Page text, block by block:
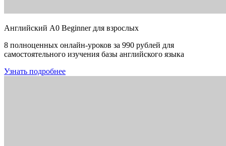
Английский A0 Beginner для взрослых
8 полноценных онлайн-уроков за 990 рублей для
самостоятельного изучения базы английского языка
Узнать подробнее